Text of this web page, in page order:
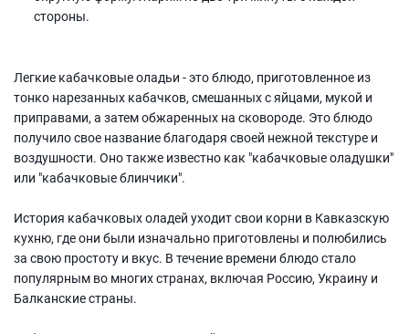
стороны.
Легкие кабачковые оладьи - это блюдо, приготовленное из
тонко нарезанных кабачков, смешанных с яйцами, мукой и
приправами, а затем обжаренных на сковороде. Это блюдо
получило свое название благодаря своей нежной текстуре и
воздушности. Оно также известно как "кабачковые оладушки"
или "кабачковые блинчики".
История кабачковых оладей уходит свои корни в Кавказскую
кухню, где они были изначально приготовлены и полюбились
за свою простоту и вкус. В течение времени блюдо стало
популярным во многих странах, включая Россию, Украину и
Балканские страны.